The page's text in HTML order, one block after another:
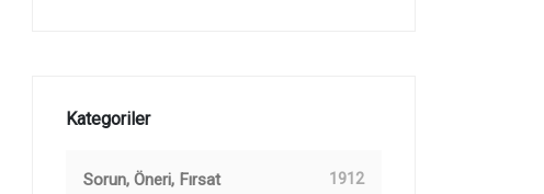
Kategoriler
Sorun, Öneri, Fırsat 1912